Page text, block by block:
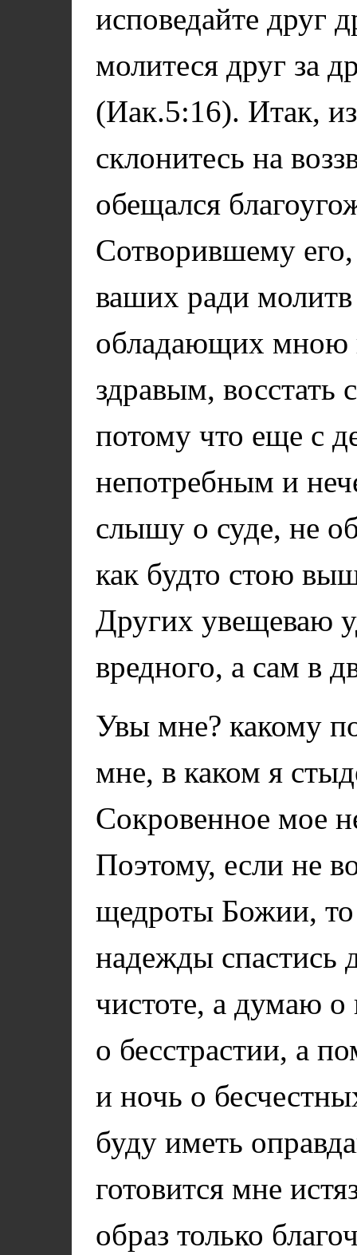
исповедайте друг
молитеся друг за
(Иак.5:16). Итак,
склонитесь на
обещался
Сотворившему
ваших ради молитв
обладающих мною
здравым, восстать
потому что еще с
непотребным и
слышу о суде, не
как будто стою
Других увещеваю
вредного, а сам в
Увы мне? какому
мне, в каком я
Сокровенное мое
Поэтому, если не
щедроты Божии, то
надежды спастись
чистоте, а думаю о
о бесстрастии, а
и ночь о
буду иметь
готовится мне
образ только